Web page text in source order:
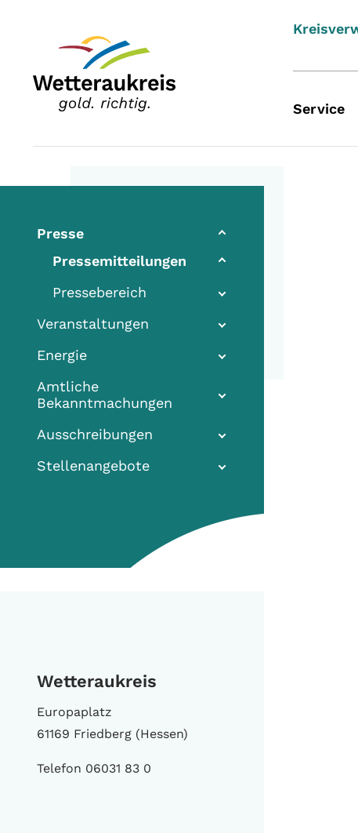
Service
Presse
Pressemitteilungen
Pressebereich
Veranstaltungen
Energie
Amtliche
Bekanntmachungen
Ausschreibungen
Stellenangebote
Wetteraukreis
Europaplatz
61169 Friedberg (Hessen)
Telefon 06031 83 0